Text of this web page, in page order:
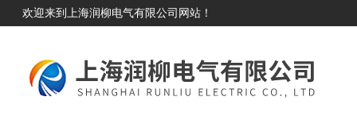
欢迎来到上海润柳电气有限公司网站！